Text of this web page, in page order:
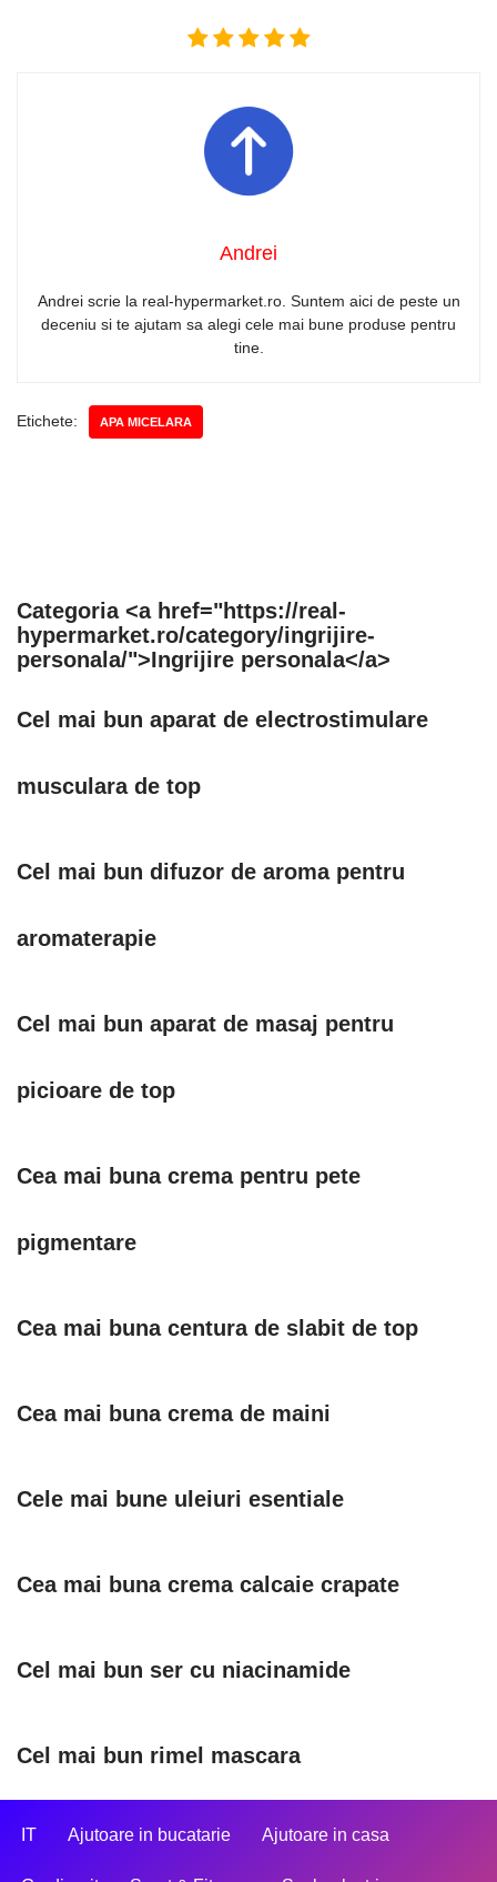
Andrei
Andrei scrie la real-hypermarket.ro. Suntem aici de peste un
deceniu si te ajutam sa alegi cele mai bune produse pentru
tine.
Etichete: APA MICELARA
Categoria <a href="https://real-
hypermarket.ro/category/ingrijire-
personala/">Ingrijire personala</a>
Cel mai bun aparat de electrostimulare
musculara de top
Cel mai bun difuzor de aroma pentru
aromaterapie
Cel mai bun aparat de masaj pentru
picioare de top
Cea mai buna crema pentru pete
pigmentare
Cea mai buna centura de slabit de top
Cea mai buna crema de maini
Cele mai bune uleiuri esentiale
Cea mai buna crema calcaie crapate
Cel mai bun ser cu niacinamide
Cel mai bun rimel mascara
IT Ajutoare in bucatarie Ajutoare in casa